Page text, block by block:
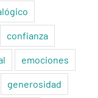
confianza
emociones
generosidad